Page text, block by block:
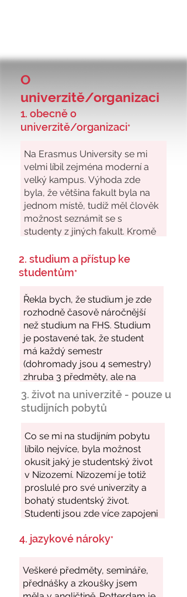
O
univerzitě/organizaci
1. obecně o
univerzitě/organizaci*
2. studium a přístup ke
studentům*
3. život na univerzitě - pouze u
studijních pobytů
4. jazykové nároky*